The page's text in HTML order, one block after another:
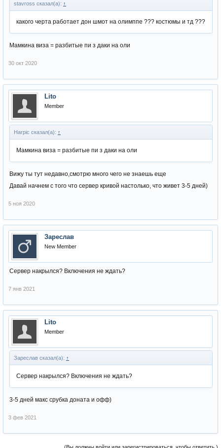
stavross сказал(а): ↑
какого черта работает дон шмот на олимппе ??? костюмы и тд ???
Мамкина виза = разбитые пи з даки на оли
30 окт 2020
Lito
Member
Harpic сказал(а): ↑
Мамкина виза = разбитые пи з даки на оли
Вижу ты тут недавно,смотрю много чего не знаешь еще
Давай начнем с того что сервер кривой настолько, что живет 3-5 дней)
5 ноя 2020
Зареслав
New Member
Сервер накрылся? Включения не ждать?
7 янв 2021
Lito
Member
Зареслав сказал(а): ↑
Сервер накрылся? Включения не ждать?
3-5 дней макс срубка доната и офф)
3 фев 2021